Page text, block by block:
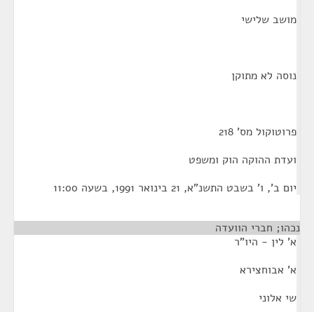
מושב שלישי
נוסה לא מתוקן
פרוטוקול מס' 218
ועדת ההוקה הוק ומשפט
יום ב', ו' בשבט התשנ"א, 21 בינואר 1991, בשעה 11:00
נכהו; חברי הוועדה
א' לין - היו"ר
א' אבוחצירא
שי אלוני